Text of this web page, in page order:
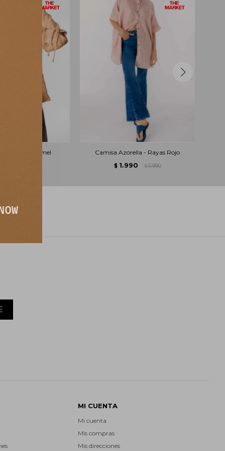
- Camel Camisa Azorella - Rayas Rojo
$ 1.990 $ 5.990
MI CUENTA
Mi cuenta
Mis compras
Mis direcciones